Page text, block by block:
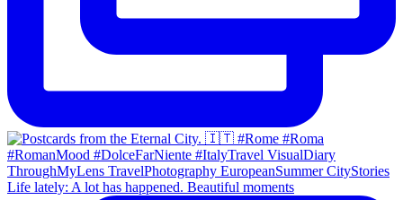
Life lately: A lot has happened. Beautiful moments